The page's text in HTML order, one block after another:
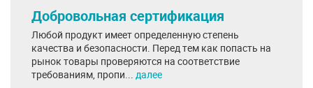
Добровольная сертификация
Любой продукт имеет определенную степень
качества и безопасности. Перед тем как попасть на
рынок товары проверяются на соответствие
требованиям, пропи... далее